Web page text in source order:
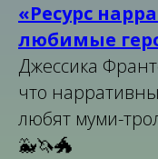
«Ресурс
любимые
Джессика
что
любят муми-
🐳🦄🐲